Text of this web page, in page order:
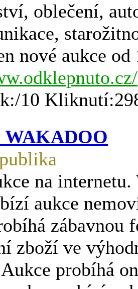
oblečení,
nové aukce od
10
na internetu.
aukce
zábavnou
zboží ve
probíhá